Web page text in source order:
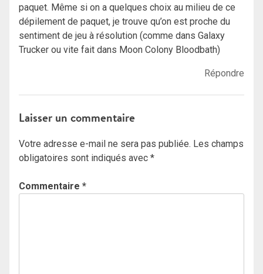
paquet. Même si on a quelques choix au milieu de ce
dépilement de paquet, je trouve qu’on est proche du
sentiment de jeu à résolution (comme dans Galaxy
Trucker ou vite fait dans Moon Colony Bloodbath)
Répondre
Laisser un commentaire
Votre adresse e-mail ne sera pas publiée. Les champs
obligatoires sont indiqués avec *
Commentaire *